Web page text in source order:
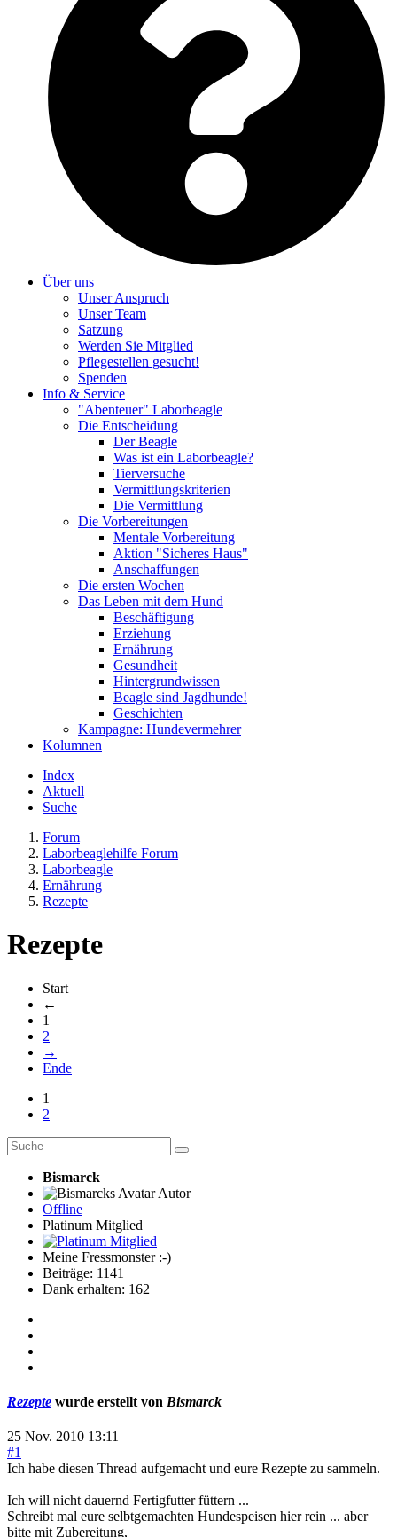
Über uns
Unser Anspruch
Unser Team
Satzung
Werden Sie Mitglied
Pflegestellen gesucht!
Spenden
Info & Service
"Abenteuer" Laborbeagle
Die Entscheidung
Der Beagle
Was ist ein Laborbeagle?
Tierversuche
Vermittlungskriterien
Die Vermittlung
Die Vorbereitungen
Mentale Vorbereitung
Aktion "Sicheres Haus"
Anschaffungen
Die ersten Wochen
Das Leben mit dem Hund
Beschäftigung
Erziehung
Ernährung
Gesundheit
Hintergrundwissen
Beagle sind Jagdhunde!
Geschichten
Kampagne: Hundevermehrer
Kolumnen
Index
Aktuell
Suche
Forum
Laborbeaglehilfe Forum
Laborbeagle
Ernährung
Rezepte
Rezepte
Start
←
1
2
→
Ende
1
2
Bismarck
Autor
Offline
Platinum Mitglied
Meine Fressmonster :-)
Beiträge: 1141
Dank erhalten: 162
Rezepte wurde erstellt von Bismarck
25 Nov. 2010 13:11
#1
Ich habe diesen Thread aufgemacht und eure Rezepte zu sammeln.
Ich will nicht dauernd Fertigfutter füttern ...
Schreibt mal eure selbtgemachten Hundespeisen hier rein ... aber
bitte mit Zubereitung,